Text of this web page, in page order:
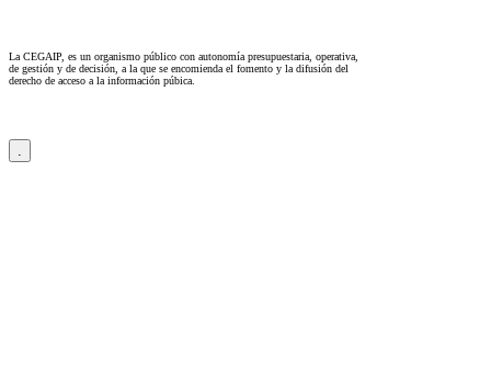
La CEGAIP, es un organismo público con autonomía presupuestaria, operativa,
de gestión y de decisión, a la que se encomienda el fomento y la difusión del
derecho de acceso a la información púbica.